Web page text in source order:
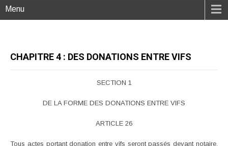
Menu
CHAPITRE 4 : DES DONATIONS ENTRE VIFS
SECTION 1
DE LA FORME DES DONATIONS ENTRE VIFS
ARTICLE 26
Tous actes portant donation entre vifs seront passés devant notaire,